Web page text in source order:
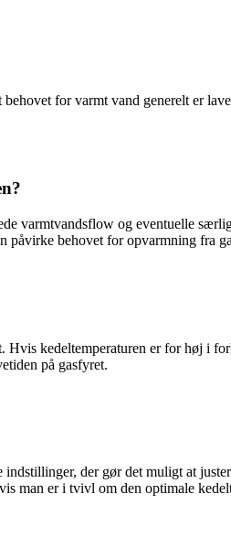
for varmt vand generelt er
varmtvandsflow og eventuelle
påvirke behovet for opvarmning fra
kedeltemperaturen er for høj i
på gasfyret.
der gør det muligt at
man er i tvivl om den optimale